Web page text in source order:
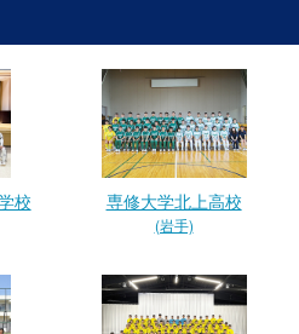
校 専修大学北上高校
(岩手)